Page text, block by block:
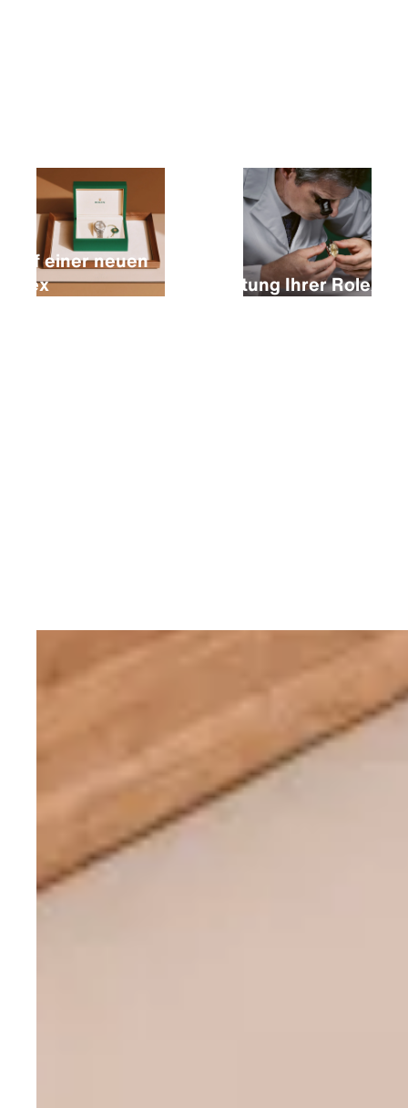
Kauf einer neuen
Rolex
Wartung Ihrer Rolex